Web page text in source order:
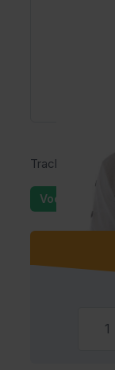
Trachtenhemd
Voorraad: 1